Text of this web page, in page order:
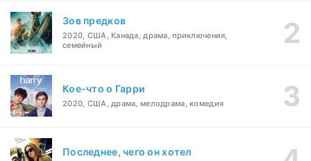
Зов предков
2020, США, Канада, драма, приключения,
семейный
Кое-что о Гарри
2020, США, драма, мелодрама, комедия
Последнее, чего он хотел